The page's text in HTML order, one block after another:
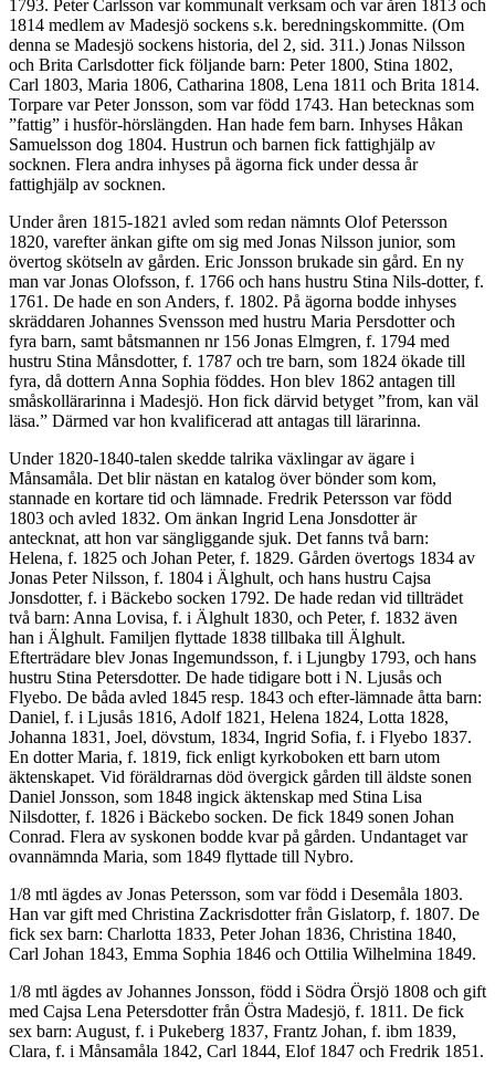
1793. Peter Carlsson var kommunalt verksam och var åren 1813 och
1814 medlem av Madesjö sockens s.k. beredningskommitte. (Om
denna se Madesjö sockens historia, del 2, sid. 311.) Jonas Nilsson
och Brita Carlsdotter fick följande barn: Peter 1800, Stina 1802,
Carl 1803, Maria 1806, Catharina 1808, Lena 1811 och Brita 1814.
Torpare var Peter Jonsson, som var född 1743. Han betecknas som
”fattig” i husför-hörslängden. Han hade fem barn. Inhyses Håkan
Samuelsson dog 1804. Hustrun och barnen fick fattighjälp av
socknen. Flera andra inhyses på ägorna fick under dessa år
fattighjälp av socknen.
Under åren 1815-1821 avled som redan nämnts Olof Petersson
1820, varefter änkan gifte om sig med Jonas Nilsson junior, som
övertog skötseln av gården. Eric Jonsson brukade sin gård. En ny
man var Jonas Olofsson, f. 1766 och hans hustru Stina Nils-dotter, f.
1761. De hade en son Anders, f. 1802. På ägorna bodde inhyses
skräddaren Johannes Svensson med hustru Maria Persdotter och
fyra barn, samt båtsmannen nr 156 Jonas Elmgren, f. 1794 med
hustru Stina Månsdotter, f. 1787 och tre barn, som 1824 ökade till
fyra, då dottern Anna Sophia föddes. Hon blev 1862 antagen till
småskollärarinna i Madesjö. Hon fick därvid betyget ”from, kan väl
läsa.” Därmed var hon kvalificerad att antagas till lärarinna.
Under 1820-1840-talen skedde talrika växlingar av ägare i
Månsamåla. Det blir nästan en katalog över bönder som kom,
stannade en kortare tid och lämnade. Fredrik Petersson var född
1803 och avled 1832. Om änkan Ingrid Lena Jonsdotter är
antecknat, att hon var sängliggande sjuk. Det fanns två barn:
Helena, f. 1825 och Johan Peter, f. 1829. Gården övertogs 1834 av
Jonas Peter Nilsson, f. 1804 i Älghult, och hans hustru Cajsa
Jonsdotter, f. i Bäckebo socken 1792. De hade redan vid tillträdet
två barn: Anna Lovisa, f. i Älghult 1830, och Peter, f. 1832 även
han i Älghult. Familjen flyttade 1838 tillbaka till Älghult.
Efterträdare blev Jonas Ingemundsson, f. i Ljungby 1793, och hans
hustru Stina Petersdotter. De hade tidigare bott i N. Ljusås och
Flyebo. De båda avled 1845 resp. 1843 och efter-lämnade åtta barn:
Daniel, f. i Ljusås 1816, Adolf 1821, Helena 1824, Lotta 1828,
Johanna 1831, Joel, dövstum, 1834, Ingrid Sofia, f. i Flyebo 1837.
En dotter Maria, f. 1819, fick enligt kyrkoboken ett barn utom
äktenskapet. Vid föräldrarnas död övergick gården till äldste sonen
Daniel Jonsson, som 1848 ingick äktenskap med Stina Lisa
Nilsdotter, f. 1826 i Bäckebo socken. De fick 1849 sonen Johan
Conrad. Flera av syskonen bodde kvar på gården. Undantaget var
ovannämnda Maria, som 1849 flyttade till Nybro.
1/8 mtl ägdes av Jonas Petersson, som var född i Desemåla 1803.
Han var gift med Christina Zackrisdotter från Gislatorp, f. 1807. De
fick sex barn: Charlotta 1833, Peter Johan 1836, Christina 1840,
Carl Johan 1843, Emma Sophia 1846 och Ottilia Wilhelmina 1849.
1/8 mtl ägdes av Johannes Jonsson, född i Södra Örsjö 1808 och gift
med Cajsa Lena Petersdotter från Östra Madesjö, f. 1811. De fick
sex barn: August, f. i Pukeberg 1837, Frantz Johan, f. ibm 1839,
Clara, f. i Månsamåla 1842, Carl 1844, Elof 1847 och Fredrik 1851.